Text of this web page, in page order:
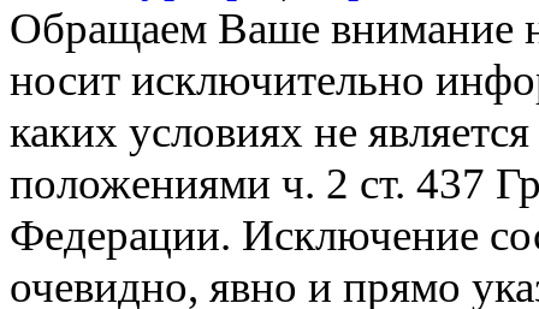
Обращаем Ваше внимание
носит исключительно
каких условиях не
положениями ч. 2 ст. 437
Федерации. Исключение
очевидно, явно и прямо